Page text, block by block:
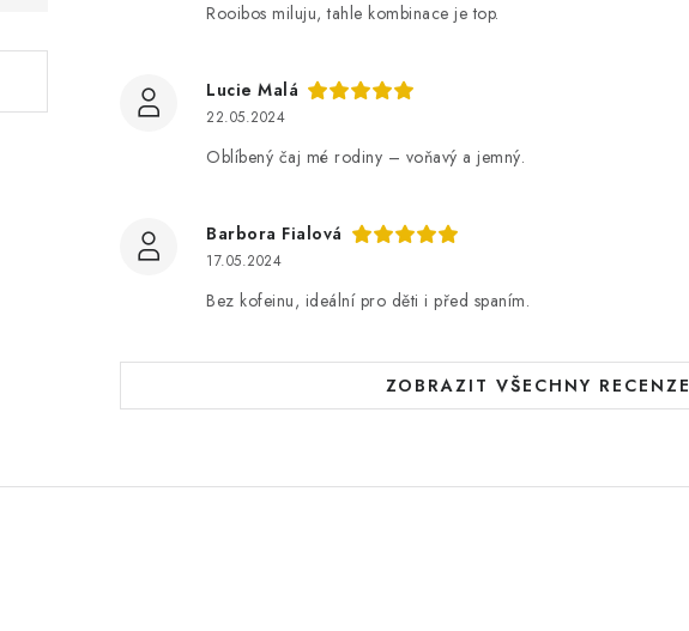
Rooibos miluju, tahle kombinace je top.
Lucie Malá
22.05.2024
Oblíbený čaj mé rodiny – voňavý a jemný.
Barbora Fialová
17.05.2024
Bez kofeinu, ideální pro děti i před spaním.
ZOBRAZIT VŠECHNY RECENZE